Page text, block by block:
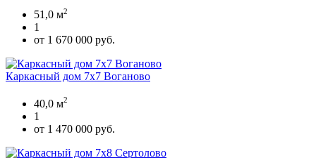
51,0 м2
1
от 1 670 000 руб.
Каркасный дом 7х7 Воганово
40,0 м2
1
от 1 470 000 руб.